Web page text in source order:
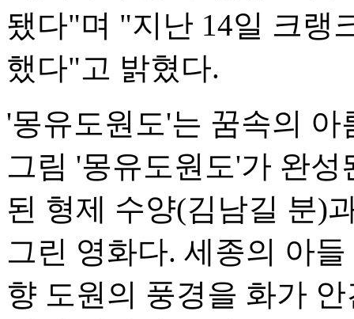
됐다"며 "지난 14일 크랭
했다"고 밝혔다.
'몽유도원도'는 꿈속의
그림 '몽유도원도'가 완
된 형제 수양(김남길 분)
그린 영화다. 세종의 아
향 도원의 풍경을 화가